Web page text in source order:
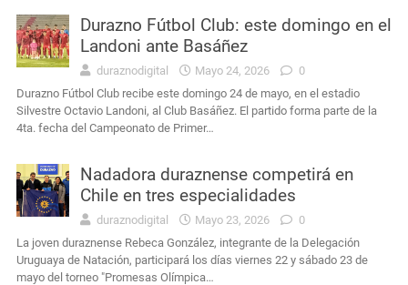
Interés General Masculino condenado en Durazno por porte de arma de fuego en lugares públicos
Actualidad
Actualidad
Interés General
Durazno Fútbol Club: este domingo en el
Landoni ante Basáñez
duraznodigital Mayo 24, 2026
0
Durazno Fútbol Club recibe este domingo 24 de mayo, en el estadio
Silvestre Octavio Landoni, al Club Basáñez. El partido forma parte de la
4ta. fecha del Campeonato de Primer…
Nadadora duraznense competirá en
Chile en tres especialidades
duraznodigital Mayo 23, 2026
0
La joven duraznense Rebeca González, integrante de la Delegación
Uruguaya de Natación, participará los días viernes 22 y sábado 23 de
mayo del torneo "Promesas Olímpica…